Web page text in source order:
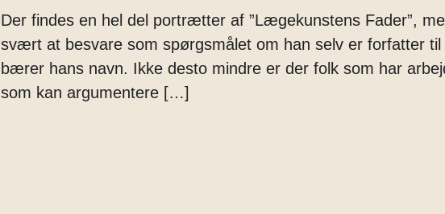
Der findes en hel del portrætter af ”Lægekunstens Fader”,
svært at besvare som spørgsmålet om han selv er forfatter
bærer hans navn. Ikke desto mindre er der folk som har
som kan argumentere […]